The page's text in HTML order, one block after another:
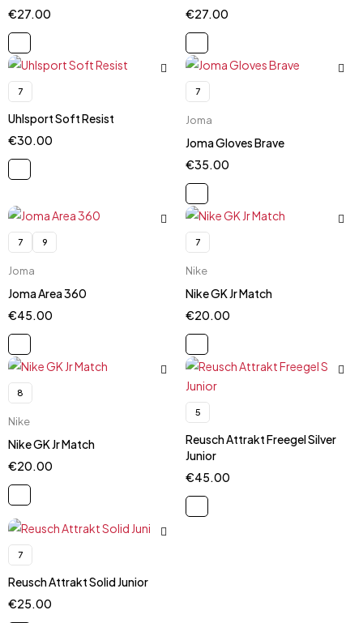
€27.00
€27.00
7
Uhlsport Soft Resist
€30.00
7
Joma
Joma Gloves Brave
€35.00
7 9
Joma
Joma Area 360
€45.00
7
Nike
Nike GK Jr Match
€20.00
8
Nike
Nike GK Jr Match
€20.00
5
Reusch Attrakt Freegel Silver
Junior
€45.00
7
Reusch Attrakt Solid Junior
€25.00